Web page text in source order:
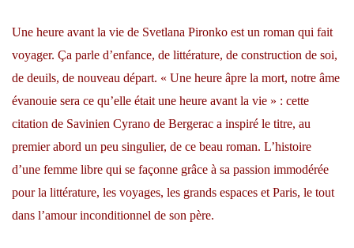
Une heure avant la vie de Svetlana Pironko est un roman qui fait
voyager. Ça parle d’enfance, de littérature, de construction de soi,
de deuils, de nouveau départ. « Une heure âpre la mort, notre âme
évanouie sera ce qu’elle était une heure avant la vie » : cette
citation de Savinien Cyrano de Bergerac a inspiré le titre, au
premier abord un peu singulier, de ce beau roman. L’histoire
d’une femme libre qui se façonne grâce à sa passion immodérée
pour la littérature, les voyages, les grands espaces et Paris, le tout
dans l’amour inconditionnel de son père.